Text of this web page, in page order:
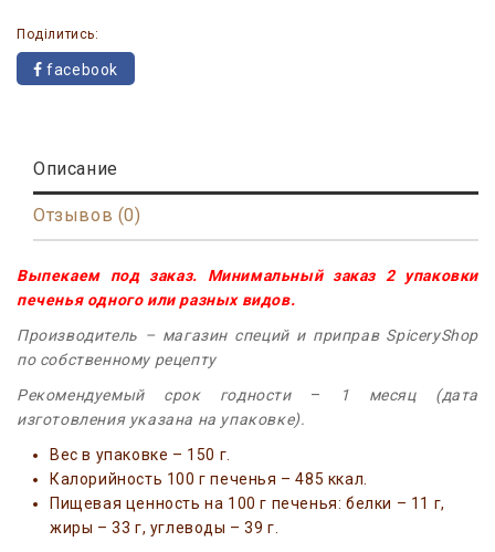
Поділитись:
facebook
Описание
Отзывов (0)
Выпекаем под заказ. Минимальный заказ 2 упаковки
печенья одного или разных видов.
Производитель – магазин специй и приправ SpiceryShop
по собственному рецепту
Рекомендуемый срок годности – 1 месяц (дата
изготовления указана на упаковке).
Вес в упаковке – 150 г.
Калорийность 100 г печенья – 485 ккал.
Пищевая ценность на 100 г печенья: белки – 11 г,
жиры – 33 г, углеводы – 39 г.